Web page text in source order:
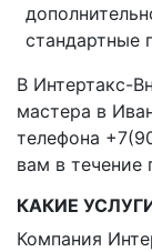
стандартные
В Интертакс-
мастера в
телефона
вам в течение
КАКИЕ
Компания